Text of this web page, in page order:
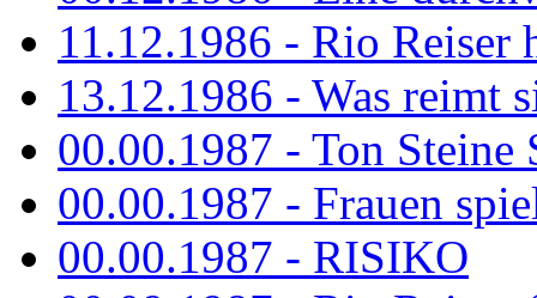
11.12.1986 - Rio Reiser
13.12.1986 - Was reimt
00.00.1987 - Ton Steine
00.00.1987 - Frauen
00.00.1987 - RISIKO